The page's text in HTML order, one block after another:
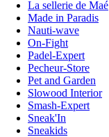
La sellerie de Maé
Made in Paradis
Nauti-wave
On-Fight
Padel-Expert
Pecheur-Store
Pet and Garden
Slowood Interior
Smash-Expert
Sneak'In
Sneakids